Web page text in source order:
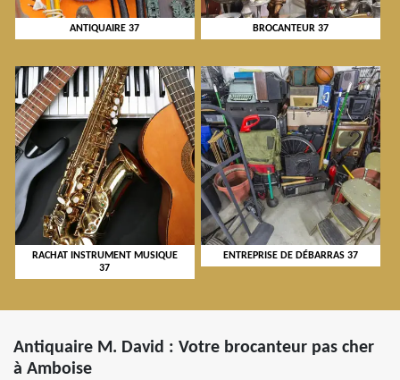
ANTIQUAIRE 37 BROCANTEUR 37
RACHAT INSTRUMENT MUSIQUE
37
ENTREPRISE DE DÉBARRAS 37
Antiquaire M. David : Votre brocanteur pas cher
à Amboise